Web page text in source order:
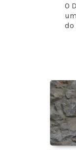
O
do